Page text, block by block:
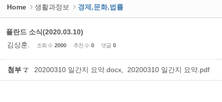
Home 생활과정보 경제,문화,법률
폴란드 소식(2020.03.10)
김상훈.
조회 수 2000 추천 수 0 댓글 0
첨부 '2' 20200310 일간지 요약.docx 20200310 일간지 요약.pdf